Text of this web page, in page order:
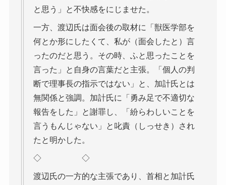
と思う」と不快感をにじませた。
一方、渡辺氏は面会後の取材に「獣医学部を
何とか形にしたくて、私が（面会したと）言
ったのだと思う。その時、ふと思ったことを
言った」と自身の言葉だと主張。「個人の判
断で理事長の指示ではない」と、加計氏とは
無関係と強調。加計氏に「勇み足で不適切な
報告をした」と謝罪し、「紛らわしいことを
言うもんじゃない」と叱責（しっせき）され
たと明かした。
◇ ◇
渡辺氏の一方的な主張であり、首相と加計氏